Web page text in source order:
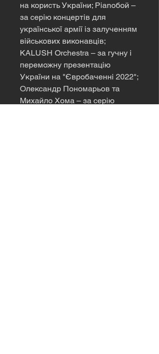
на користь України; Pianoбой –
за серію концертів для
української армії із залученням
військових виконавців;
KALUSH Orchestra – за гучну і
переможну презентацію
України на "Євробаченні 2022";
Олександр Пономарьов та
Михайло Хома – за серію